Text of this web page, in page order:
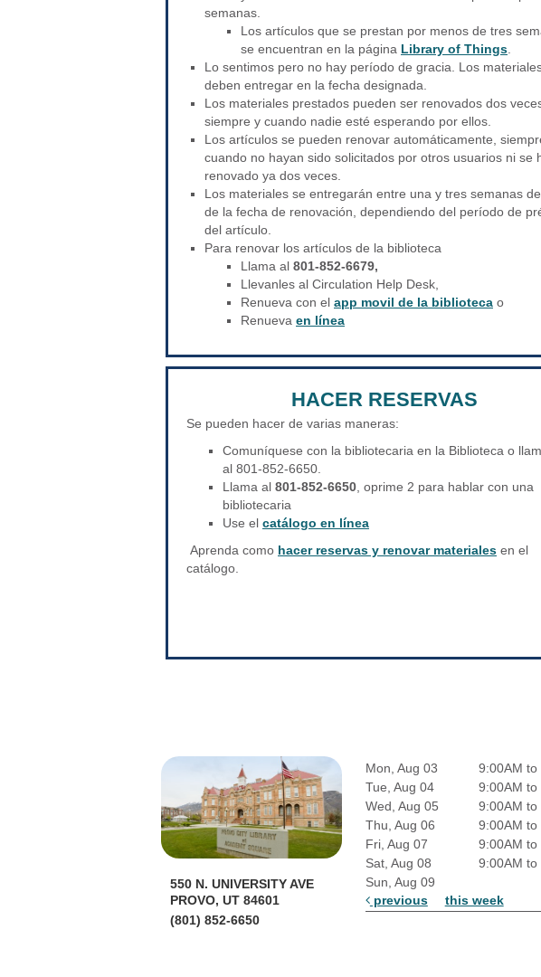
semanas.
Los artículos que se prestan por menos de tres
se encuentran en la página Library of Things
Lo sentimos pero no hay período de gracia. Los
deben entregar en la fecha designada.
Los materiales prestados pueden ser renovados dos
siempre y cuando nadie esté esperando por ellos.
Los artículos se pueden renovar automáticamente,
cuando no hayan sido solicitados por otros usuarios ni se
renovado ya dos veces.
Los materiales se entregarán entre una y tres semanas
de la fecha de renovación, dependiendo del período de
del artículo.
Para renovar los artículos de la biblioteca
Llama al 801-852-6679,
Llevanles al Circulation Help Desk,
Renueva con el app movil de la biblioteca o
Renueva en línea
HACER RESERVAS
Se pueden hacer de varias maneras:
Comuníquese con la bibliotecaria en la Biblioteca o
al 801-852-6650.
Llama al 801-852-6650 , oprime 2 para hablar con una
bibliotecaria
Use el catálogo en línea
Aprenda como hacer reservas y renovar materiales en el
catálogo.
550 N. UNIVERSITY AVE
PROVO, UT 84601
(801) 852-6650
Mon, Aug 03
9:00AM to
Tue, Aug 04
9:00AM to
Wed, Aug 05
9:00AM to
Thu, Aug 06
9:00AM to
Fri, Aug 07
9:00AM to
Sat, Aug 08
9:00AM to
Sun, Aug 09
previous
this week